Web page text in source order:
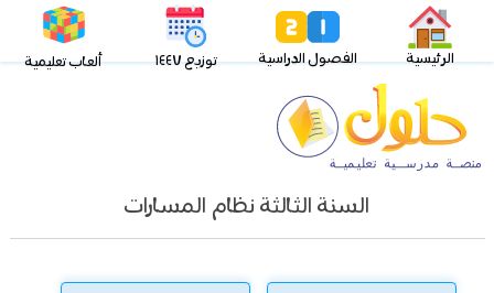
الرئيسية الفصول الدراسية توزيع ١٤٤٧ ألعاب تعليمية
السنة الثالثة نظام المسارات